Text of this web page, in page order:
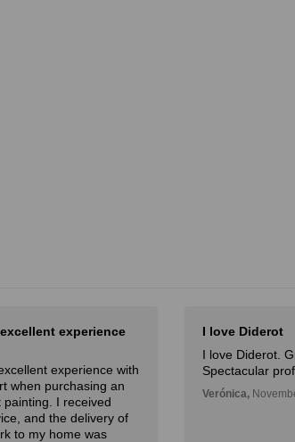
experience
experience with
when purchasing an
painting. I received
and the delivery of
to my home was
I love Diderot
I love Diderot.
Spectacular
Verónica,